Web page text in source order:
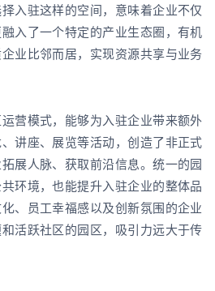
入驻这样的空间，意味着企业不仅
入了一个特定的产业生态圈，有机
业比邻而居，实现资源共享与业务
营模式，能够为入驻企业带来额外
讲座、展览等活动，创造了非正式
展人脉、获取前沿信息。统一的园
环境，也能提升入驻企业的整体品
、员工幸福感以及创新氛围的企业
活跃社区的园区，吸引力远大于传